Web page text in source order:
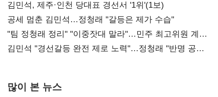
0.86%p(2보)
김민석, 제주·인천 당대표 경선서 '1위'(1보)
공세 멈춘 김민석…정청래 "갈등은 제가 수습"
"팀 정청래 정리" "이중잣대 말라"…민주 최고위원 계파
다툼 격화
김민석 "경선갈등 완전 제로 노력"…정청래 "반명 공세
많이 본 뉴스